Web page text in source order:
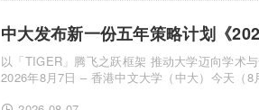
中大发布新一份五年策略计划《
以「TIGER」腾飞之跃框架 推动大学迈向学术与全球影响力新高峰 香港 –
2026年8月7日 – 香港中文大学（中大）今天（